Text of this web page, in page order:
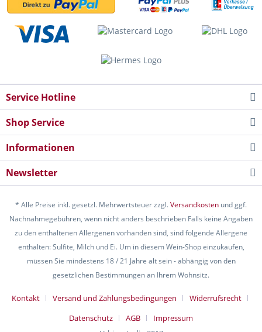
Service Hotline
Shop Service
Informationen
Newsletter
* Alle Preise inkl. gesetzl. Mehrwertsteuer zzgl.Versandkosten und ggf.
Nachnahmegebühren, wenn nicht anders beschrieben Falls keine Angaben
zu den enthaltenen Allergenen vorhanden sind, sind folgende Allergene
enthalten: Sulfite, Milch und Ei. Um in diesem Wein-Shop einzukaufen,
müssen Sie mindestens 18 / 21 Jahre alt sein - abhängig von den
gesetzlichen Bestimmungen an Ihrem Wohnsitz.
Kontakt Versand und Zahlungsbedingungen
Widerrufsrecht
Datenschutz
AGB
Impressum